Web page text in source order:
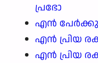
പ്രഭോ
എൻ പേർക്കു
എൻ പ്രിയ
എൻ പ്രിയ